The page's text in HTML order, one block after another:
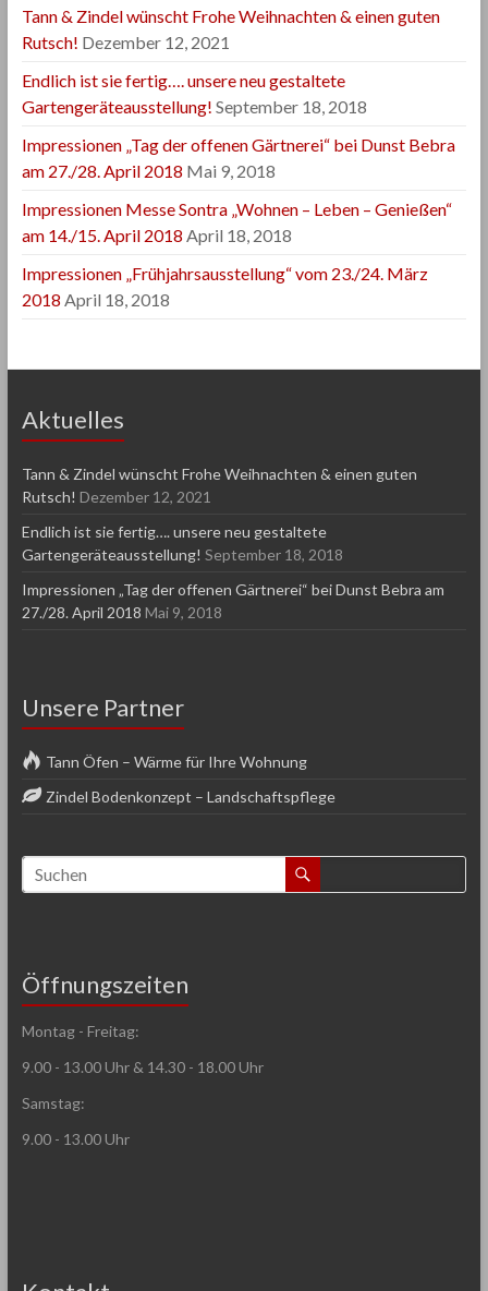
Tann & Zindel wünscht Frohe Weihnachten & einen guten
Rutsch! Dezember 12, 2021
Endlich ist sie fertig…. unsere neu gestaltete
Gartengeräteausstellung! September 18, 2018
Impressionen „Tag der offenen Gärtnerei“ bei Dunst Bebra
am 27./28. April 2018 Mai 9, 2018
Impressionen Messe Sontra „Wohnen – Leben – Genießen“
am 14./15. April 2018 April 18, 2018
Impressionen „Frühjahrsausstellung“ vom 23./24. März
2018 April 18, 2018
Aktuelles
Tann & Zindel wünscht Frohe Weihnachten & einen guten
Rutsch! Dezember 12, 2021
Endlich ist sie fertig…. unsere neu gestaltete
Gartengeräteausstellung! September 18, 2018
Impressionen „Tag der offenen Gärtnerei“ bei Dunst Bebra am
27./28. April 2018 Mai 9, 2018
Unsere Partner
Tann Öfen – Wärme für Ihre Wohnung
Zindel Bodenkonzept – Landschaftspflege
Öffnungszeiten
Montag - Freitag:
9.00 - 13.00 Uhr & 14.30 - 18.00 Uhr
Samstag:
9.00 - 13.00 Uhr